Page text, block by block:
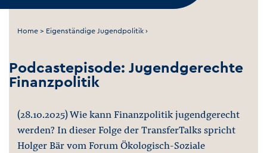
Home > Eigenständige Jugendpolitik ›
Podcastepisode: Jugendgerechte
Finanzpolitik
(28.10.2025) Wie kann Finanzpolitik jugendgerecht
werden? In dieser Folge der TransferTalks spricht
Holger Bär vom Forum Ökologisch-Soziale